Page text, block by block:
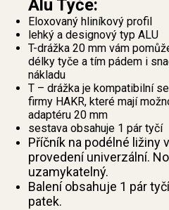
Alu Tyče:
Eloxovaný hliníkový profil
lehký a designový typ ALU
T-drážka 20 mm vám
délky tyče a tím pádem i
nákladu
T – drážka je kompatibilní
firmy HAKR, které mají
adaptéru 20 mm
sestava obsahuje 1 pár tyčí
Příčník na podélné ližiny
provedení univerzální.
uzamykatelný.
Balení obsahuje 1 pár
patek.